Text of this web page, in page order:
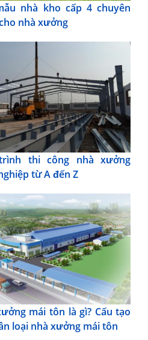
nhà kho cấp 4 chuyên
nhà xưởng
thi công nhà xưởng
từ A đến Z
mái tôn là gì? Cấu tạo
loại nhà xưởng mái tôn